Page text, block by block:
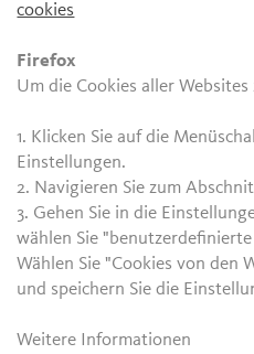
cookies
Firefox
Um die Cookies aller Websites
1. Klicken Sie auf die
Einstellungen.
2. Navigieren Sie zum
3. Gehen Sie in die
wählen Sie
Wählen Sie "Cookies von den
und speichern Sie die
Weitere Informationen